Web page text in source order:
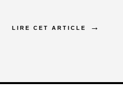
LIRE CET ARTICLE